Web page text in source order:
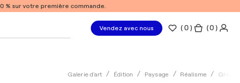
% sur votre première commande.
Vendez avec nous (0 ) ( 0 )
Galerie d'art Édition Paysage Réalisme